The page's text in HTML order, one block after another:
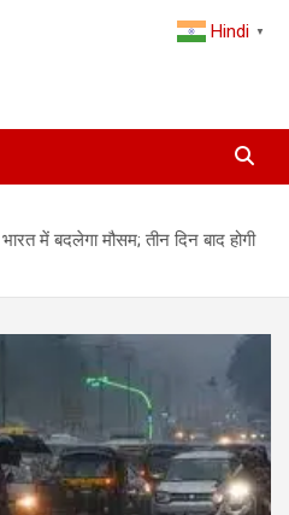
& Breaking
Media
में बदलेगा मौसम; तीन दिन बाद होगी
Hindi ▼